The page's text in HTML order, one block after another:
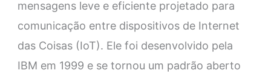
mensagens leve e eficiente projetado para
comunicação entre dispositivos de Internet
das Coisas (IoT). Ele foi desenvolvido pela
IBM em 1999 e se tornou um padrão aberto